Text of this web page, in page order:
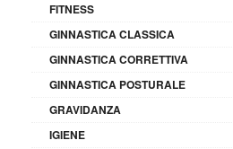
FITNESS
GINNASTICA CLASSICA
GINNASTICA CORRETTIVA
GINNASTICA POSTURALE
GRAVIDANZA
IGIENE